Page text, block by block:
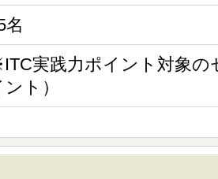
名
実践力ポイント対象の
ント）